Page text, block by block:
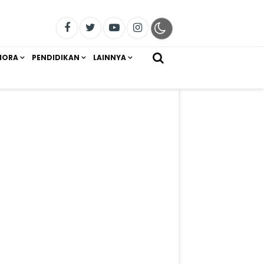
PENDIDIKAN LAINNYA